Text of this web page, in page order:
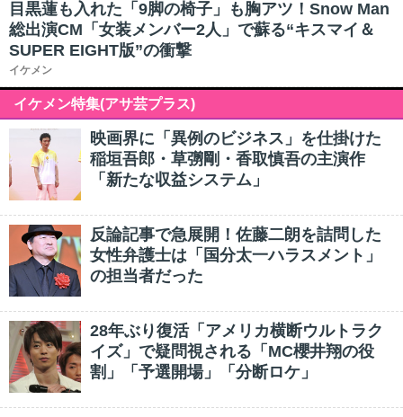
目黒蓮も入れた「9脚の椅子」も胸アツ！Snow Man
総出演CM「女装メンバー2人」で蘇る“キスマイ＆
SUPER EIGHT版”の衝撃
イケメン
イケメン特集(アサ芸プラス)
映画界に「異例のビジネス」を仕掛けた
稲垣吾郎・草彅剛・香取慎吾の主演作
「新たな収益システム」
反論記事で急展開！佐藤二朗を詰問した
女性弁護士は「国分太一ハラスメント」
の担当者だった
28年ぶり復活「アメリカ横断ウルトラク
イズ」で疑問視される「MC櫻井翔の役
割」「予選開場」「分断ロケ」